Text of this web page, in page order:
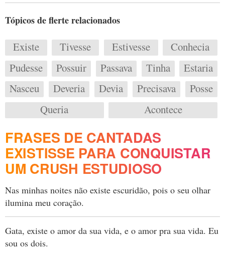
Tópicos de flerte relacionados
Existe Tivesse Estivesse
Conhecia
Pudesse
Possuir Passava Tinha
Estaria
Nasceu
Deveria Devia Precisava
Posse
Queria
Acontece
FRASES DE CANTADAS
EXISTISSE PARA CONQUISTAR
UM CRUSH ESTUDIOSO
Nas minhas noites não existe escuridão, pois o seu olhar
ilumina meu coração.
Gata, existe o amor da sua vida, e o amor pra sua vida. Eu
sou os dois.